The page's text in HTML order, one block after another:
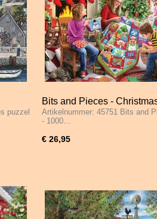
puzzel
Bits and Pieces -
1000 Stukjes
Artikelnummer: 45751 Bits and
- 1000…
€ 26,95